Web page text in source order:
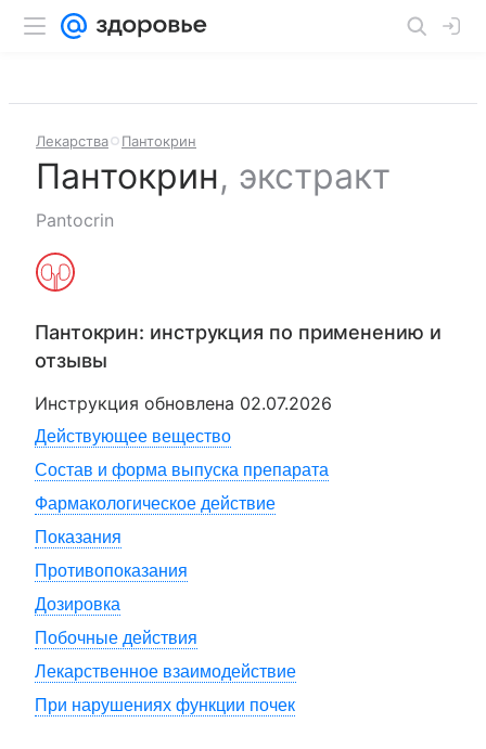
Лекарства Пантокрин
Пантокрин, экстракт
Pantocrin
Пантокрин: инструкция по применению и
отзывы
Инструкция обновлена 02.07.2026
Действующее вещество
Состав и форма выпуска препарата
Фармакологическое действие
Показания
Противопоказания
Дозировка
Побочные действия
Лекарственное взаимодействие
При нарушениях функции почек